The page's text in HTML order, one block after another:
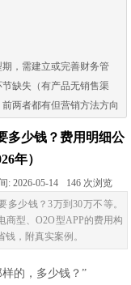
，需建立或完善财务管
缺失（有产品无销售渠
两者都有但营销方法方向
多少钱？费用明细公
年）
: 2026-05-14 146 次浏览
多少钱？3万到30万不等。
商型、O2O型APP的费用构
，附真实案例。
的，多少钱？”